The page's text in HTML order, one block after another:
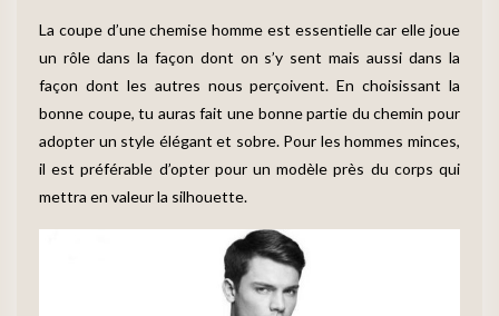
La coupe d’une chemise homme est essentielle car elle joue
un rôle dans la façon dont on s’y sent mais aussi dans la
façon dont les autres nous perçoivent. En choisissant la
bonne coupe, tu auras fait une bonne partie du chemin pour
adopter un style élégant et sobre. Pour les hommes minces,
il est préférable d’opter pour un modèle près du corps qui
mettra en valeur la silhouette.